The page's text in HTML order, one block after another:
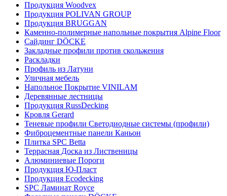
Продукция Woodvex
Продукция POLIVAN GROUP
Продукция BRUGGAN
Каменно-полимерные напольные покрытия Alpine Floor
Сайдинг DÖCKE
Закладные профили против скольжения
Раскладки
Профиль из Латуни
Уличная мебель
Напольное Покрытие VINILAM
Деревянные лестницы
Продукция RussDecking
Кровля Gerard
Теневые профили Светодиодные системы (профили)
Фиброцементные панели Каньон
Плитка SPC Betta
Террасная Доска из Лиственицы
Алюминиевые Пороги
Продукция Ю-Пласт
Продукция Ecodecking
SPC Ламинат Royce